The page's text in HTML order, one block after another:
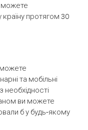
можете
протягом 30
можете
та мобільні
ви можете
б у будь-якому